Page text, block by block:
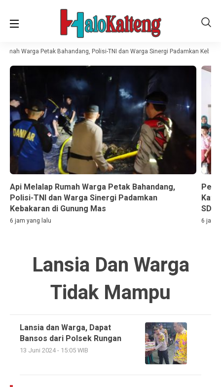
Warga Petak Bahandang, Polisi-TNI dan Warga Sinergi Padamkan
Api Melalap Rumah Warga Petak Bahandang,
Polisi-TNI dan Warga Sinergi Padamkan
Kebakaran di Gunung Mas
6 jam yang lalu
SD
6 jam
Lansia Dan Warga
Tidak Mampu
Lansia dan Warga, Dapat
Bansos dari Polsek Rungan
13 Juni 2024 - 15:05 WIB